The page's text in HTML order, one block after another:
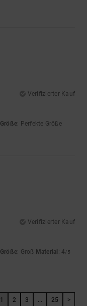
Verifizierter Kauf
Größe: Perfekte Größe
Verifizierter Kauf
Größe: Groß Material : 4/5
1 2 3 ... 25 >